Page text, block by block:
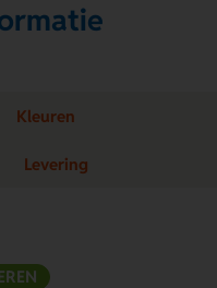
Kleuren
Levering